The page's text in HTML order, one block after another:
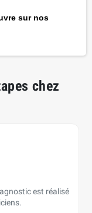
sur nos
chez
est réalisé